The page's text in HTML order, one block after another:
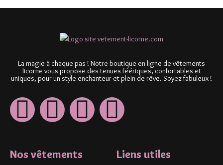
La magie à chaque pas ! Notre boutique en ligne de vêtements
licorne vous propose des tenues féériques, confortables et
uniques, pour un style enchanteur et plein de rêve. Soyez fabuleux !
Nos vêtements Liens utiles